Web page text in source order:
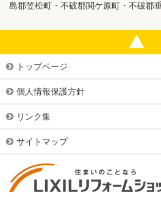
島郡笠松町・不破郡関ケ原町・不破郡
トップページ
個人情報保護方針
リンク集
サイトマップ